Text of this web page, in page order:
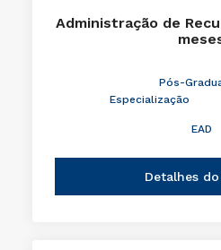
Administração de
Pós-
Especialização
EAD
Detalhes